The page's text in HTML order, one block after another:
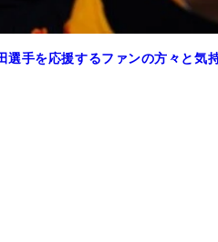
選手を応援するファンの方々と気